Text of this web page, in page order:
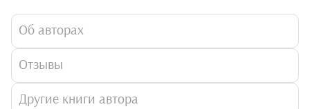
Об авторах
Отзывы
Другие книги автора